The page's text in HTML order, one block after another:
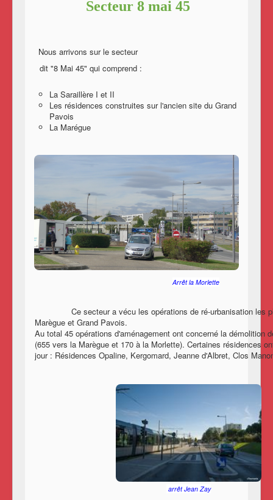
Secteur 8 mai 45
Nous arrivons sur le secteur
dit "8 Mai 45" qui comprend :
La Saraillère I et II
Les résidences construites sur l'ancien site du Grand
Pavois
La Marégue
Arrêt la Morlette
Ce secteur a vécu les opérations de ré-urbanisation les
Marègue et Grand Pavois.
Au total 45 opérations d'aménagement ont concerné la démolition
(655 vers la Marègue et 170 à la Morlette). Certaines résidences
jour : Résidences Opaline, Kergomard, Jeanne d'Albret,
arrêt Jean Zay